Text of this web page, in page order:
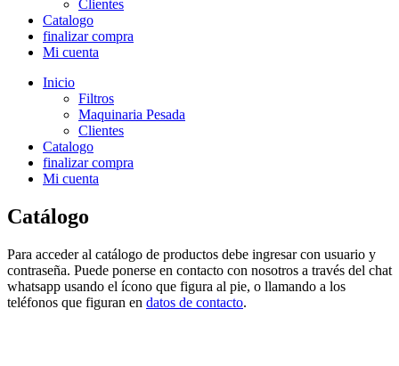
Clientes
Catalogo
finalizar compra
Mi cuenta
Inicio
Filtros
Maquinaria Pesada
Clientes
Catalogo
finalizar compra
Mi cuenta
Catálogo
Para acceder al catálogo de productos debe ingresar con usuario y
contraseña. Puede ponerse en contacto con nosotros a través del chat
whatsapp usando el ícono que figura al pie, o llamando a los
teléfonos que figuran en datos de contacto.